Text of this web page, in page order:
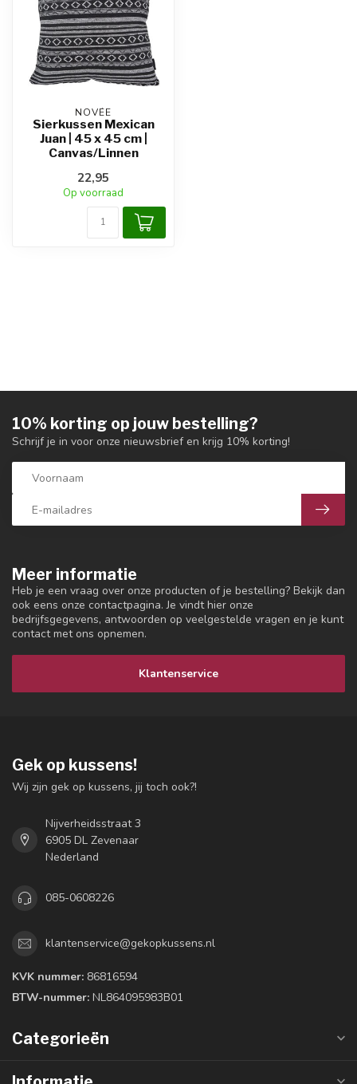
NOVÉE
Sierkussen Mexican
Juan | 45 x 45 cm |
Canvas/Linnen
22,95
Op voorraad
Meer informatie
Heb je een vraag over onze producten of je bestelling? Bekijk dan
ook eens onze contactpagina. Je vindt hier onze
bedrijfsgegevens, antwoorden op veelgestelde vragen en je kunt
contact met ons opnemen.
Klantenservice
10% korting op jouw bestelling?
Schrijf je in voor onze nieuwsbrief en krijg 10% korting!
Gek op kussens!
Wij zijn gek op kussens, jij toch ook?!
Nijverheidsstraat 3
6905 DL Zevenaar
Nederland
085-0608226
klantenservice@gekopkussens.nl
KVK nummer: 86816594
BTW-nummer: NL864095983B01
Categorieën